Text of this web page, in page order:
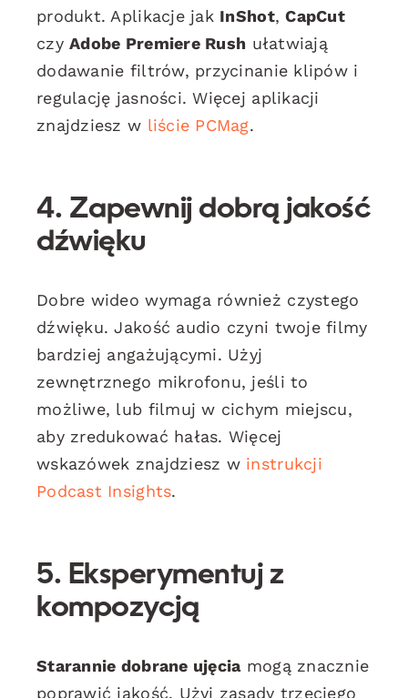
produkt. Aplikacje jak InShot,CapCut
czyAdobe Premiere Rush ułatwiają
dodawanie filtrów, przycinanie klipów i
regulację jasności. Więcej aplikacji
znajdziesz w liście PCMag.
4. Zapewnij dobrą jakość
dźwięku
Dobre wideo wymaga również czystego
dźwięku. Jakość audio czyni twoje filmy
bardziej angażującymi. Użyj
zewnętrznego mikrofonu, jeśli to
możliwe, lub filmuj w cichym miejscu,
aby zredukować hałas. Więcej
wskazówek znajdziesz w instrukcji
Podcast Insights.
5. Eksperymentuj z
kompozycją
Starannie dobrane ujęciamogą znacznie
poprawić jakość. Użyj zasady trzeciego